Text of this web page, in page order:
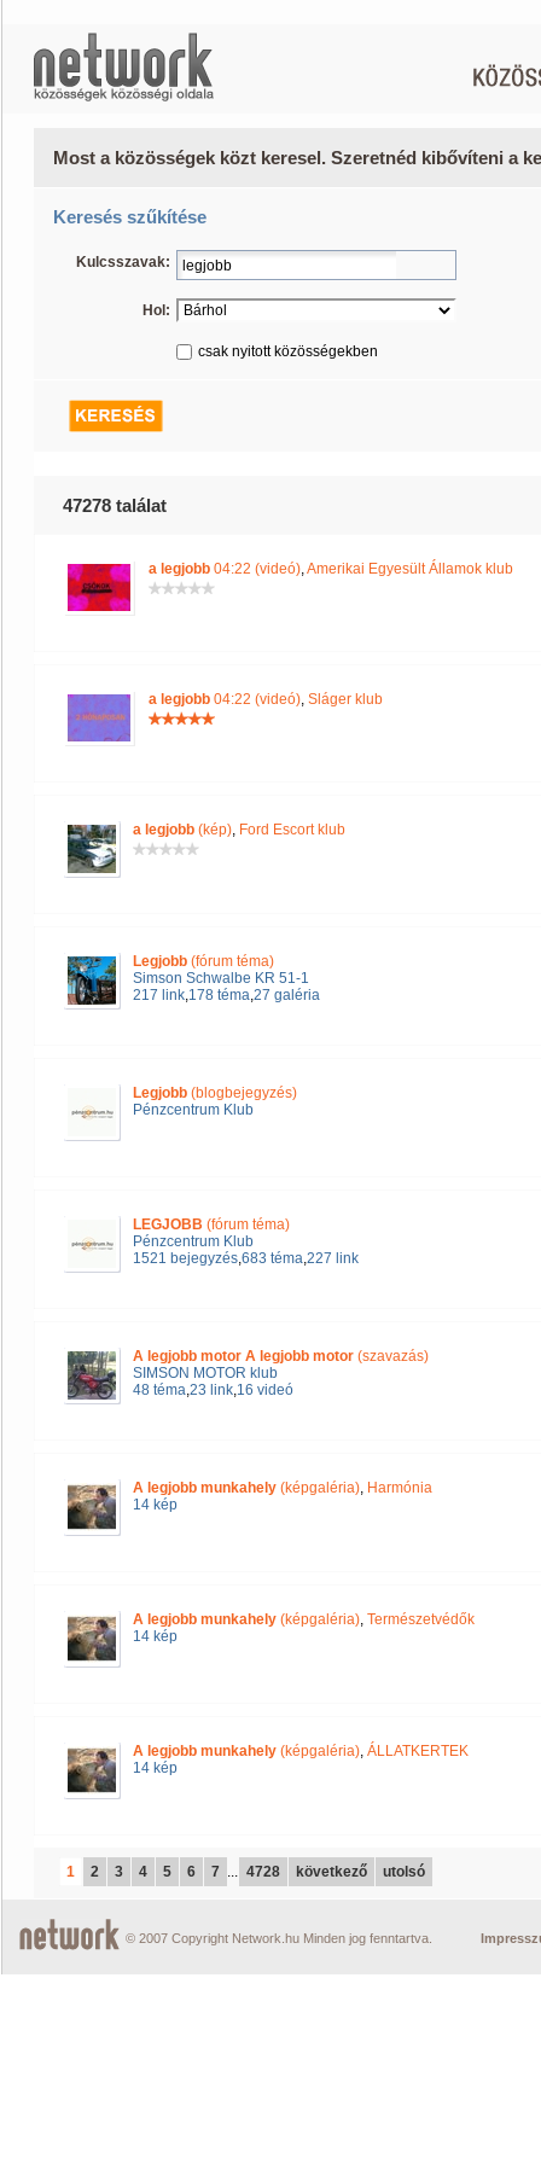
Most a közösségek közt keresel. Szeretnéd kibővíteni a
Keresés szűkítése
Kulcsszavak:
Hol:
csak nyitott közösségekben
47278 találat
a legjobb 04:22 (videó),Amerikai Egyesült Államok klub
a legjobb 04:22 (videó), Sláger klub
a legjobb (kép), Ford Escort klub
Legjobb (fórum téma)
Simson Schwalbe KR 51-1
217 link,178 téma,27 galéria
Legjobb (blogbejegyzés)
Pénzcentrum Klub
LEGJOBB (fórum téma)
Pénzcentrum Klub
1521 bejegyzés,683 téma,227 link
A legjobb motor A legjobb motor (szavazás)
SIMSON MOTOR klub
48 téma,23 link,16 videó
A legjobb munkahely (képgaléria), Harmónia
14 kép
A legjobb munkahely (képgaléria), Természetvédők
14 kép
A legjobb munkahely (képgaléria), ÁLLATKERTEK
14 kép
1 2 3 4 5 6 7 ... 4728 következő utolsó
© 2007 Copyright Network.hu Minden jog fenntartva.